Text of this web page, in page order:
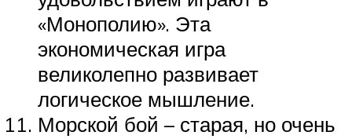
«Монополию». Эта
экономическая игра
великолепно развивает
логическое мышление.
Морской бой – старая, но очень